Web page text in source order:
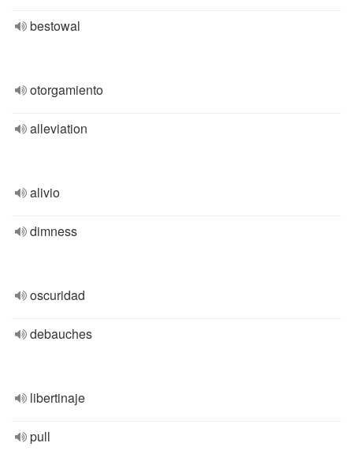
bestowal
otorgamiento
alleviation
alivio
dimness
oscuridad
debauches
libertinaje
pull